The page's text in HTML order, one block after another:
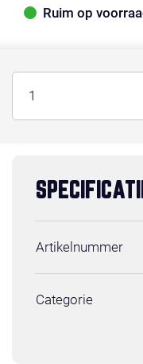
Ruim op
Artikelnummer
Categorie